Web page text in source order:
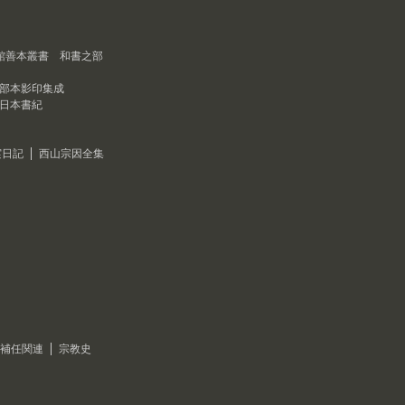
善本叢書 和書之部
本影印集成
本書紀
記 西山宗因全集
補任関連 宗教史